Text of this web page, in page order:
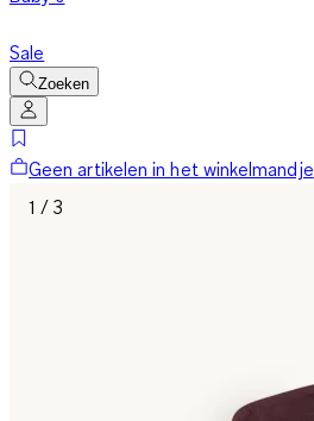
Sale
Zoeken
Geen artikelen in het winkelmandje
1 / 3